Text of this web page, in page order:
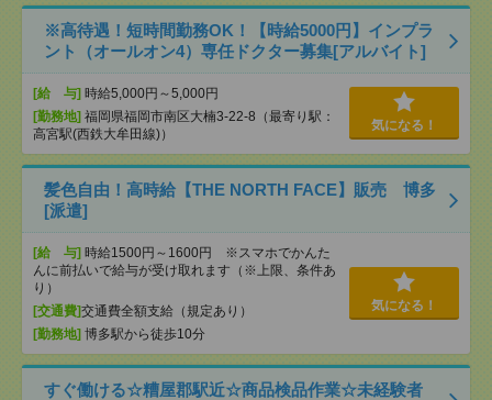
※高待遇！短時間勤務OK！【時給5000円】インプラ
ント（オールオン4）専任ドクター募集[アルバイト]
[給 与] 時給5,000円～5,000円
[勤務地] 福岡県福岡市南区大楠3-22-8（最寄り駅：
高宮駅(西鉄大牟田線)）
気になる！
髪色自由！高時給【THE NORTH FACE】販売 博多
[派遣]
[給 与] 時給1500円～1600円 ※スマホでかんた
んに前払いで給与が受け取れます（※上限、条件あ
り）
[交通費]交通費全額支給（規定あり）
[勤務地] 博多駅から徒歩10分
気になる！
すぐ働ける☆糟屋郡駅近☆商品検品作業☆未経験者